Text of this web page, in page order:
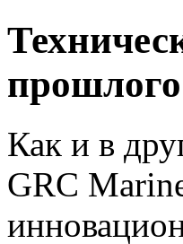
прошлого
Как и в
GRC